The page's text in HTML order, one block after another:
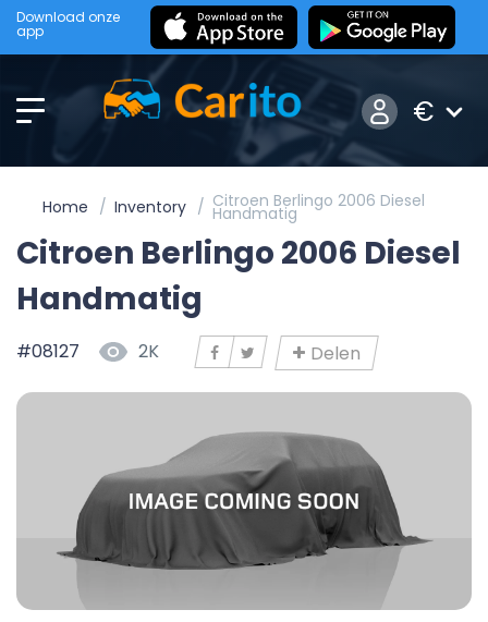
Download onze
app
€
Home Inventory Citroen Berlingo 2006 Diesel
Handmatig
Citroen Berlingo 2006 Diesel
Handmatig
#08127 2K Delen